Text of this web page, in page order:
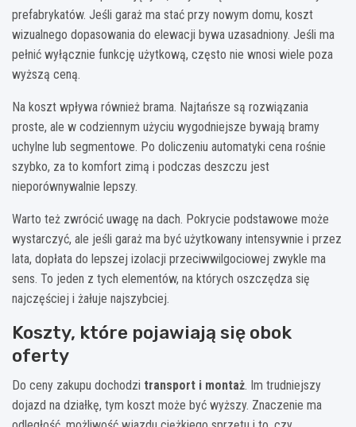
prefabrykatów. Jeśli garaż ma stać przy nowym domu, koszt
wizualnego dopasowania do elewacji bywa uzasadniony. Jeśli ma
pełnić wyłącznie funkcję użytkową, często nie wnosi wiele poza
wyższą ceną.
Na koszt wpływa również brama. Najtańsze są rozwiązania
proste, ale w codziennym użyciu wygodniejsze bywają bramy
uchylne lub segmentowe. Po doliczeniu automatyki cena rośnie
szybko, za to komfort zimą i podczas deszczu jest
nieporównywalnie lepszy.
Warto też zwrócić uwagę na dach. Pokrycie podstawowe może
wystarczyć, ale jeśli garaż ma być użytkowany intensywnie i przez
lata, dopłata do lepszej izolacji przeciwwilgociowej zwykle ma
sens. To jeden z tych elementów, na których oszczędza się
najczęściej i żałuje najszybciej.
Koszty, które pojawiają się obok
oferty
Do ceny zakupu dochodzi transport i montaż. Im trudniejszy
dojazd na działkę, tym koszt może być wyższy. Znaczenie ma